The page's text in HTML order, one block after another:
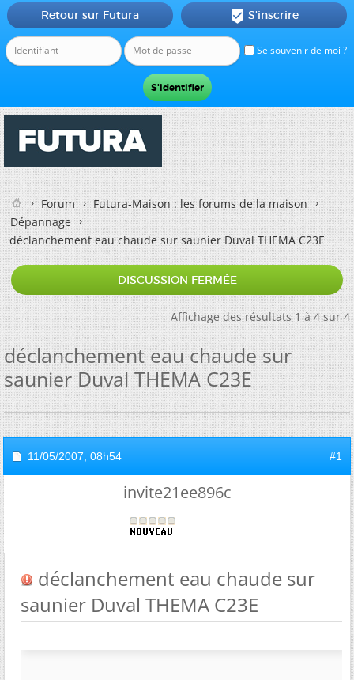
Se souvenir de moi ?
Retour sur Futura  S'inscrire
Forum
Futura-Maison : les forums de la maison
Dépannage
déclanchement eau chaude sur saunier Duval THEMA C23E
DISCUSSION FERMÉE
Affichage des résultats 1 à 4 sur 4
déclanchement eau chaude sur
saunier Duval THEMA C23E
11/05/2007, 08h54 #1
invite21ee896c
déclanchement eau chaude sur
saunier Duval THEMA C23E